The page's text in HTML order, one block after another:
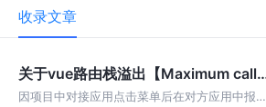
收录文章
关于vue路由栈溢出【Maximum call
stack size exceeded】
因项目中对接应用点击菜单后在对方应用中报栈